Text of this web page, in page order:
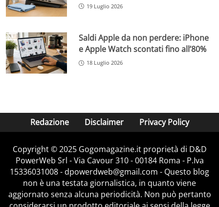
19 Luglio 2026
Saldi Apple da non perdere: iPhone
e Apple Watch scontati fino all’80%
18 Luglio 2026
Redazione Disclaimer Privacy Policy
Copyright © 2025 Gogomagazine.it proprietà di D&D
PowerWeb Srl - Via Cavour 310 - 00184 Roma - P.Iva
15336031008 - dpowerdweb@gmail.com - Questo blog
non è una testata giornalistica, in quanto viene
aggiornato senza alcuna periodicità. Non può pertanto